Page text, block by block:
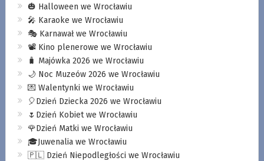
🎃 Halloween we Wrocławiu
🎤 Karaoke we Wrocławiu
🎭 Karnawał we Wrocławiu
📽️ Kino plenerowe we Wrocławiu
🧳 Majówka 2026 we Wrocławiu
🌙 Noc Muzeów 2026 we Wrocławiu
💌 Walentynki we Wrocławiu
🎈Dzień Dziecka 2026 we Wrocławiu
🌷Dzień Kobiet we Wrocławiu
🌹Dzień Matki we Wrocławiu
🎓Juwenalia we Wrocławiu
🇵🇱 Dzień Niepodległości we Wrocławiu